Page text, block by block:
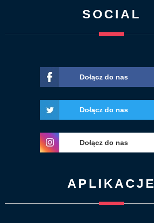
SOCIAL
Dołącz do nas
Dołącz do nas
Dołącz do nas
APLIKACJE